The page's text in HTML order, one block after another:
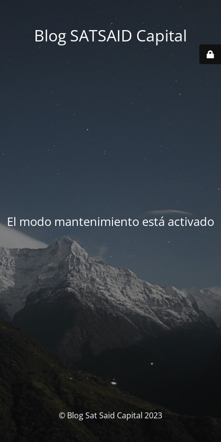
Blog SATSAID Capital
El modo mantenimiento está activado
© Blog Sat Said Capital 2023